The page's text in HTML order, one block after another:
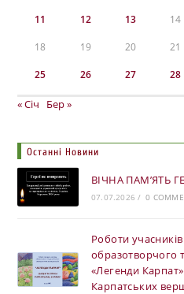
11 12 13 14
18 19 20 21
25 26 27 28
« Січ Бер »
Останні Новини
ВІЧНА ПАМ’ЯТЬ
07.07.2026 / 0
Роботи
образотворчого
«Легенди
Карпатських